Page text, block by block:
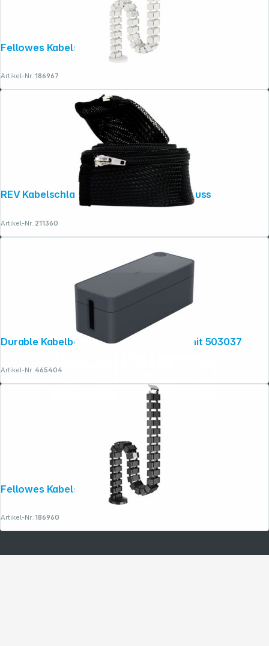
Fellowes Kabelschlange weiß
Artikel-Nr.:186967
REV Kabelschlauch 1,5 m mit Reißverschluss
Artikel-Nr.:211360
Durable Kabelbox CAVOLINE BOX L graphit 503037
Artikel-Nr.:465404
Fellowes Kabelschlange schwarz
Artikel-Nr.:186960
Copyright © 2001 - 2026 dexxIT. Alle Rechte vorbehalten.